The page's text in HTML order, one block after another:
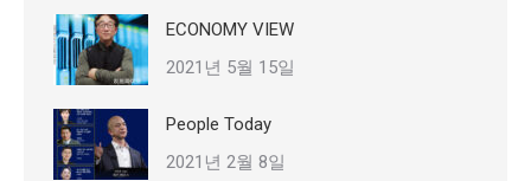
ECONOMY VIEW
2021년 5월 15일
People Today
2021년 2월 8일